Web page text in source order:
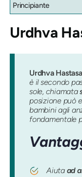
Principiante
Urdhva
Urdhva
è il secondo
sole, chiamata
posizione può
bambini agli
fondamentale
Aiuta ad